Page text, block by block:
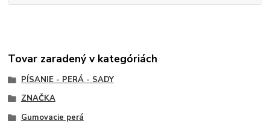
Tovar zaradený v kategóriách
PÍSANIE - PERÁ - SADY
ZNAČKA
Gumovacie perá